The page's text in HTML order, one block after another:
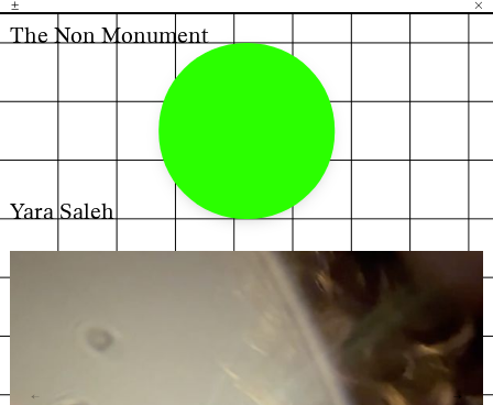
± ×
The Non Monument
Yara Saleh
→
←
H B